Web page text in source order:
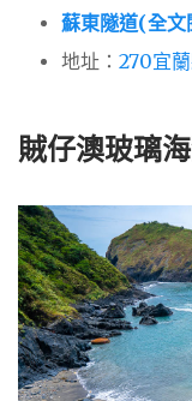
蘇東隧道(全文
地址： 270宜
賊仔澳玻璃